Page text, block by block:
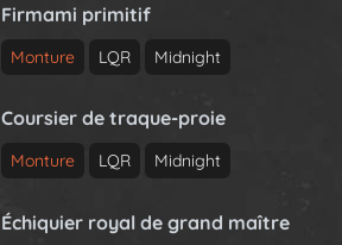
Firmami primitif
Monture LQR Midnight
Coursier de traque-proie
Monture LQR Midnight
Échiquier royal de grand maître